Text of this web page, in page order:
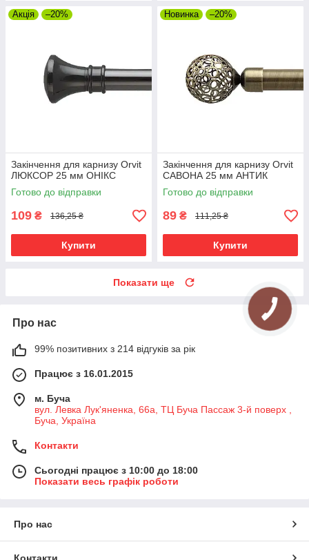
Акція –20%
Закінчення для карнизу Orvit
ЛЮКСОР 25 мм ОНІКС
Готово до відправки
109 ₴ 136,25 ₴
Купити
Новинка –20%
Закінчення для карнизу Orvit
САВОНА 25 мм АНТИК
Готово до відправки
89 ₴ 111,25 ₴
Купити
Показати ще
Про нас
99% позитивних з 214 відгуків за рік
Працює з 16.01.2015
м. Буча
вул. Левка Лук'яненка, 66а, ТЦ Буча Пассаж 3-й поверх ,
Буча, Україна
Контакти
Сьогодні працює з 10:00 до 18:00
Показати весь графік роботи
Про нас